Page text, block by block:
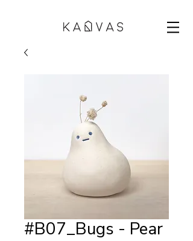
#B07_Bugs - Pear